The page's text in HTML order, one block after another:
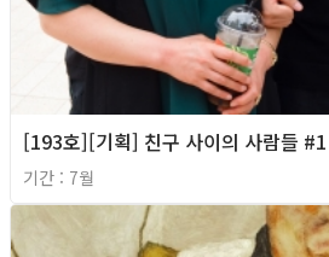
[193호][기획] 친구 사이의 사람들
기간 : 7월